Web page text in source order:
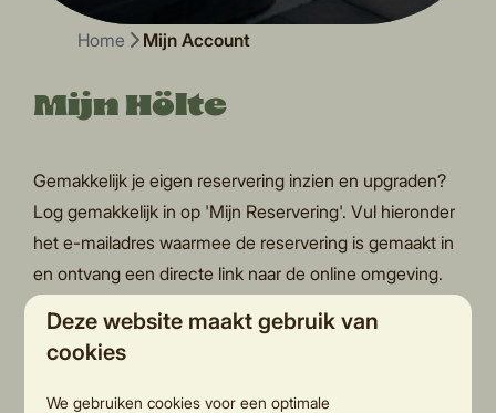
Home Mijn Account
Mijn Hölte
Gemakkelijk je eigen reservering inzien en upgraden?
Log gemakkelijk in op 'Mijn Reservering'. Vul hieronder
het e-mailadres waarmee de reservering is gemaakt in
en ontvang een directe link naar de online omgeving.
Deze website maakt gebruik van
cookies
We gebruiken cookies voor een optimale